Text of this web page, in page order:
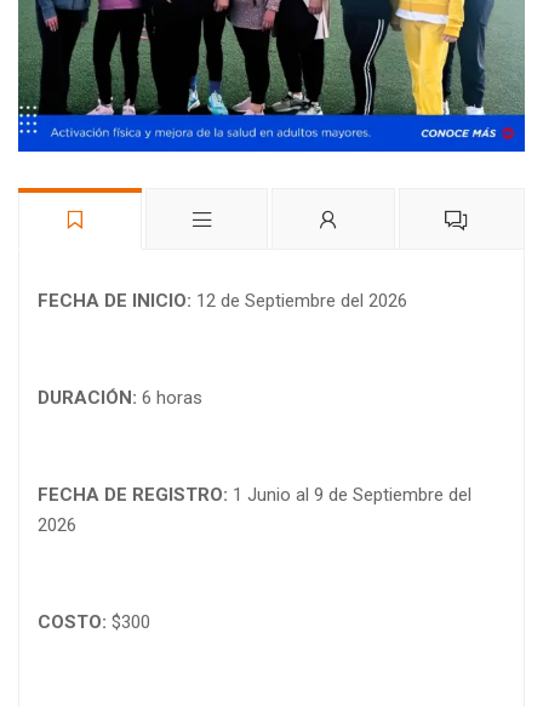
FECHA DE INICIO: 12 de Septiembre del 2026
DURACIÓN: 6 horas
FECHA DE REGISTRO: 1 Junio al 9 de Septiembre del
2026
COSTO: $300